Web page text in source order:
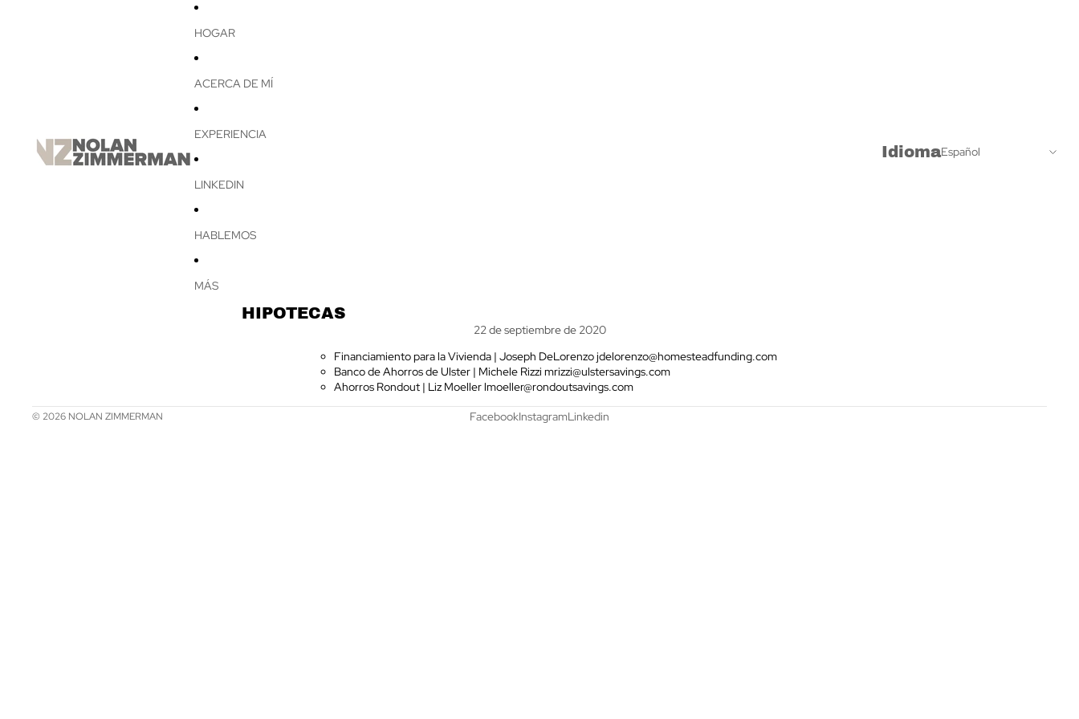
HOGAR
ACERCA DE MÍ
EXPERIENCIA
LINKEDIN
HABLEMOS
MÁS
Idioma
HIPOTECAS
22 de septiembre de 2020
Financiamiento para la Vivienda | Joseph DeLorenzojdelorenzo@homesteadfunding.com
Banco de Ahorros de Ulster | Michele Rizzi mrizzi@ulstersavings.com
Ahorros Rondout | Liz Moellerlmoeller@rondoutsavings.com
© 2026 NOLAN ZIMMERMAN FacebookInstagramLinkedin